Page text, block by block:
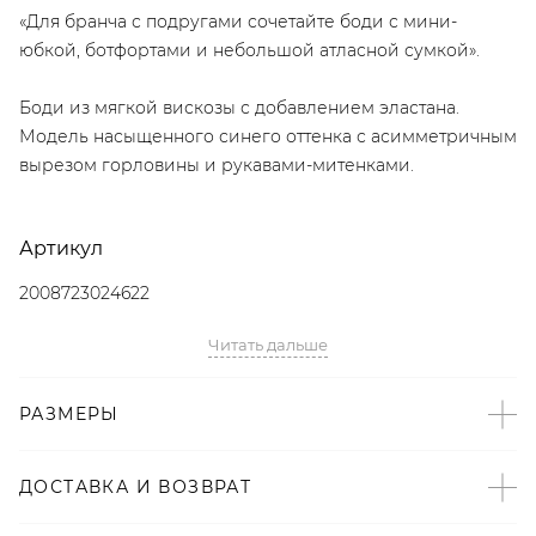
«Для бранча с подругами сочетайте боди с мини-
юбкой, ботфортами и небольшой атласной сумкой».
Боди из мягкой вискозы с добавлением эластана.
Модель насыщенного синего оттенка с асимметричным
вырезом горловины и рукавами-митенками.
Артикул
2008723024622
контролем бренда: Россия;
– Синий – тренд SS’22 по версии Vogue;
Читать дальше
РАЗМЕРЫ
ДОСТАВКА И ВОЗВРАТ